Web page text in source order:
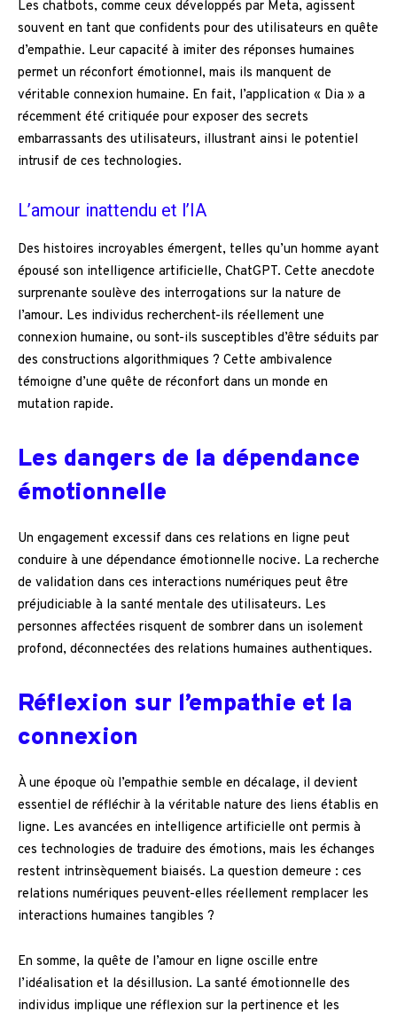
Les chatbots, comme ceux développés par Meta, agissent
souvent en tant que confidents pour des utilisateurs en quête
d’empathie. Leur capacité à imiter des réponses humaines
permet un réconfort émotionnel, mais ils manquent de
véritable connexion humaine. En fait, l’application « Dia » a
récemment été critiquée pour exposer des secrets
embarrassants des utilisateurs, illustrant ainsi le potentiel
intrusif de ces technologies.
L’amour inattendu et l’IA
Des histoires incroyables émergent, telles qu’un homme ayant
épousé son intelligence artificielle, ChatGPT. Cette anecdote
surprenante soulève des interrogations sur la nature de
l’amour. Les individus recherchent-ils réellement une
connexion humaine, ou sont-ils susceptibles d’être séduits par
des constructions algorithmiques ? Cette ambivalence
témoigne d’une quête de réconfort dans un monde en
mutation rapide.
Les dangers de la dépendance
émotionnelle
Un engagement excessif dans ces relations en ligne peut
conduire à une dépendance émotionnelle nocive. La recherche
de validation dans ces interactions numériques peut être
préjudiciable à la santé mentale des utilisateurs. Les
personnes affectées risquent de sombrer dans un isolement
profond, déconnectées des relations humaines authentiques.
Réflexion sur l’empathie et la
connexion
À une époque où l’empathie semble en décalage, il devient
essentiel de réfléchir à la véritable nature des liens établis en
ligne. Les avancées en intelligence artificielle ont permis à
ces technologies de traduire des émotions, mais les échanges
restent intrinsèquement biaisés. La question demeure : ces
relations numériques peuvent-elles réellement remplacer les
interactions humaines tangibles ?
En somme, la quête de l’amour en ligne oscille entre
l’idéalisation et la désillusion. La santé émotionnelle des
individus implique une réflexion sur la pertinence et les